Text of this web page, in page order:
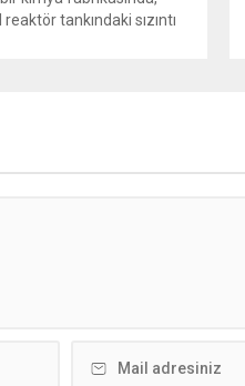
tankındaki sızıntı
sızıntı incelemesi